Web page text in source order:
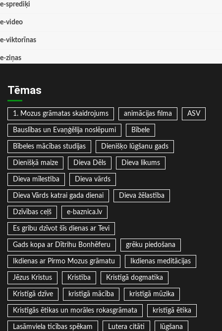
e-sprediķi
e-video
e-viktorīnas
e-ziņas
Tēmas
1. Mozus grāmatas skaidrojums animācijas filma ASV
Bauslības un Evaņģēlija noslēpumi Bībele
Bībeles mācības studijas Dienišķo lūgšanu gads
Dienišķā maize Dieva Dēls Dieva likums
Dieva mīlestība Dieva vārds
Dieva Vārds katrai gada dienai Dieva žēlastība
Dzīvības ceļš e-baznica.lv
Es gribu dzīvot šīs dienas ar Tevi
Gads kopa ar Dītrihu Bonhēferu grēku piedošana
Ikdienas ar Pirmo Mozus grāmatu Ikdienas meditācijas
Jēzus Kristus Kristība Kristīgā dogmatika
Kristīgā dzīve kristīgā mācība kristīgā mūzika
Kristīgās ētikas un morāles rokasgrāmata kristīgā ētika
Lasāmviela ticības spēkam Lutera citāti lūgšana